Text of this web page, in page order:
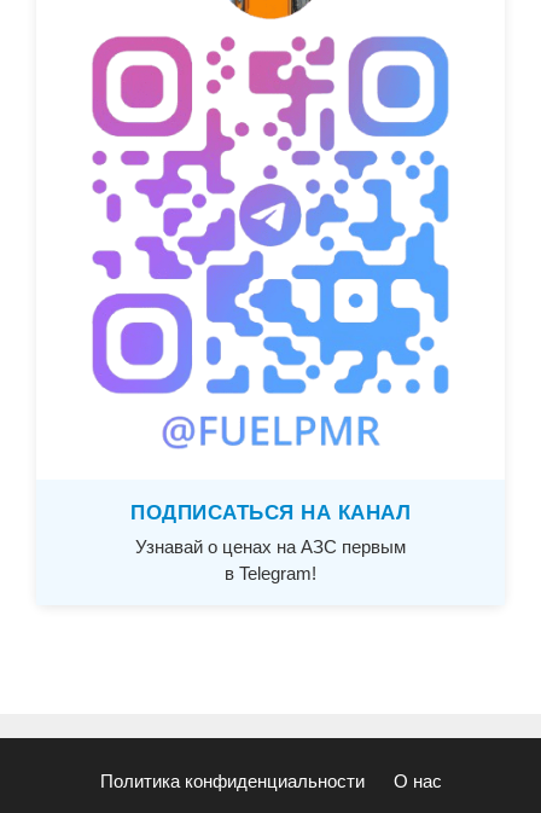
ПОДПИСАТЬСЯ НА КАНАЛ
Узнавай о ценах на АЗС первым
в Telegram!
Политика конфиденциальности О нас